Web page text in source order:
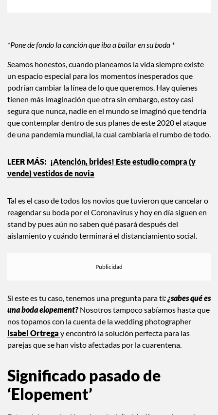
Seamos honestos, cuando planeamos la vida siempre existe
un espacio especial para los momentos inesperados que
podrían cambiar la línea de lo que queremos. Hay quienes
tienen más imaginación que otra sin embargo, estoy casi
segura que nunca, nadie en el mundo se imaginó que tendría
que contemplar dentro de sus planes de este 2020 el ataque
¡Atención, brides! Este estudio compra (y
Tal es el caso de todos los novios que tuvieron que cancelar o
reagendar su boda por el Coronavirus y hoy en día siguen en
stand by pues aún no saben qué pasará después del
Sí este es tu caso, tenemos una pregunta para ti: ¿sabes qué es
una boda elopement?Nosotros tampoco sabíamos hasta que
nos topamos con la cuenta de la wedding photographer
Isabel Ortregay encontró la solución perfecta para las
Significado pasado de
‘Elopement’